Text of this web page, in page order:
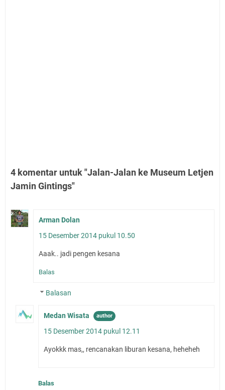
4 komentar untuk "Jalan-Jalan ke Museum Letjen
Jamin Gintings"
Arman Dolan
15 Desember 2014 pukul 10.50
Aaak.. jadi pengen kesana
Balas
Balasan
Medan Wisata
15 Desember 2014 pukul 12.11
Ayokkk mas,, rencanakan liburan kesana, heheheh
Balas